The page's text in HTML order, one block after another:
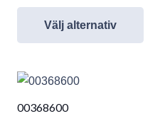
Välj alternativ
00368600